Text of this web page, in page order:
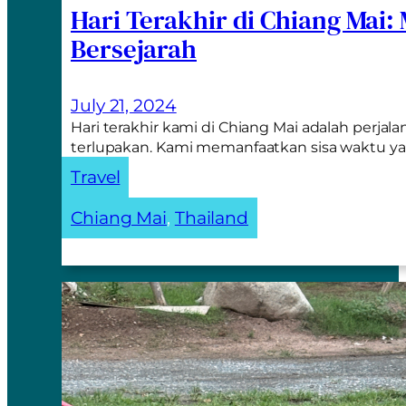
Hari Terakhir di Chiang Mai:
Bersejarah
July 21, 2024
Hari terakhir kami di Chiang Mai adalah
terlupakan. Kami memanfaatkan sisa waktu
Travel
Chiang Mai, Thailand